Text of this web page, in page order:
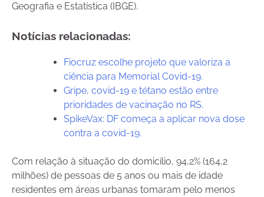
Geografia e Estatística (IBGE).
Notícias relacionadas:
Fiocruz escolhe projeto que valoriza a
ciência para Memorial Covid-19.
Gripe, covid-19 e tétano estão entre
prioridades de vacinação no RS.
SpikeVax: DF começa a aplicar nova dose
contra a covid-19.
Com relação à situação do domicílio, 94,2% (164,2
milhões) de pessoas de 5 anos ou mais de idade
residentes em áreas urbanas tomaram pelo menos